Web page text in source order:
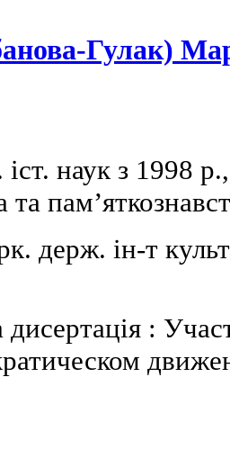
Гулак)
іст. наук з 1998 р.,
та
держ. ін-т
: У